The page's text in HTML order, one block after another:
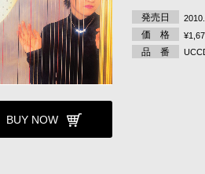
BUY NOW
発売日
価 格
品 番